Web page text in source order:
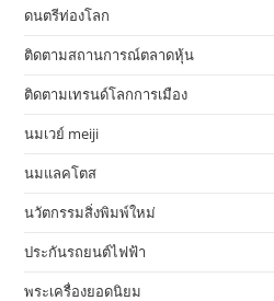
ดนตรีท่องโลก
ติดตามสถานการณ์ตลาดหุ้น
ติดตามเทรนด์โลกการเมือง
นมเวย์ meiji
นมแลคโตส
นวัตกรรมสิ่งพิมพ์ใหม่
ประกันรถยนต์ไฟฟ้า
พระเครื่องยอดนิยม